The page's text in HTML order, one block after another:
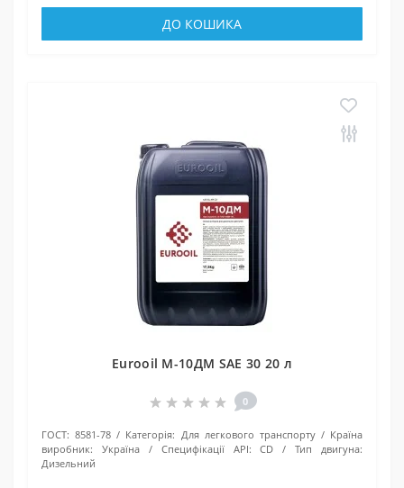
ДО КОШИКА
Eurooil М-10ДМ SAE 30 20 л
0
ГОСТ: 8581-78 Категорія: Для легкового транспорту
Країна
виробник:
Україна Специфікації API: CD
Тип двигуна:
Дизельний